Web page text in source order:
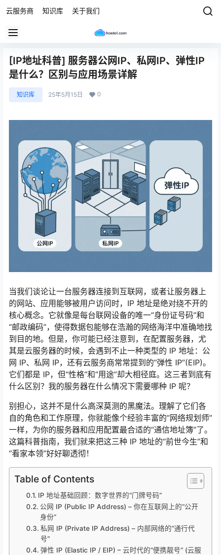
云服务商 知识库 关于我们
[IP地址科普] 服务器公网IP、私网IP、弹性IP
是什么？区别与应用场景详解
知识库 25年5月15日 0
当我们谈论让一台服务器连接到互联网，或者让服务器上
的网站、应用能够被用户访问时，IP 地址是绝对绕不开的
核心概念。它就像是每台联网设备的唯一“身份证号码”和
“邮政编码”，使得数据包能够在浩瀚的网络海洋中准确地找
到目的地。但是，你可能已经注意到，在配置服务器，尤
其是云服务器的时候，会遇到不止一种类型的 IP 地址：公
网 IP、私网 IP，还有云服务商常常提到的“弹性 IP”(EIP)。
它们都是 IP，但“性格”和“用途”却大相径庭。这三者到底有
什么区别？我的服务器在什么情况下需要哪种 IP 呢？
别担心，这并不是什么高深莫测的黑魔法。理解了它们各
自的角色和工作原理，你就能像个经验丰富的“网络规划师”
一样，为你的服务器和应用配置最合适的“通信地址簿”了。
这篇科普指南，我们就来把这三种 IP 地址的“前世今生”和
“看家本领”好好聊透彻！
Table of Contents
IP 地址基础回顾：数字世界的“门牌号码”
公网 IP (Public IP Address) – 你在互联网上的“公开
身份”
私网 IP (Private IP Address) – 内部网络的“通行代
号”
弹性 IP (Elastic IP / EIP) – 云时代的“便携靓号” (云服